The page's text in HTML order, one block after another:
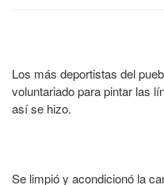
Los más deportistas del
voluntariado para pintar las
así se hizo.
Se limpió y acondicionó la